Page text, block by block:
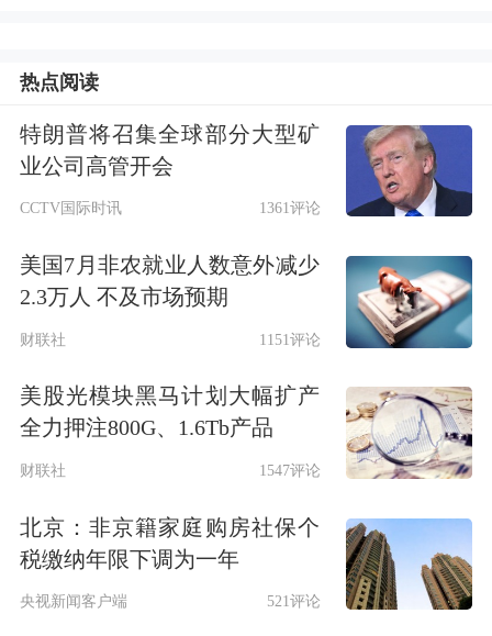
热点阅读
特朗普将召集全球部分大型矿
业公司高管开会
CCTV国际时讯 1361评论
美国7月非农就业人数意外减少
2.3万人 不及市场预期
财联社 1151评论
美股光模块黑马计划大幅扩产
全力押注800G、1.6Tb产品
财联社 1547评论
北京：非京籍家庭购房社保个
税缴纳年限下调为一年
央视新闻客户端 521评论